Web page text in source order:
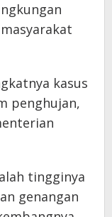
kasus
penghujan,
tingginya
genangan